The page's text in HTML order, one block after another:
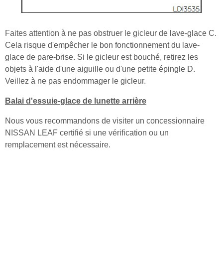
Faites attention à ne pas obstruer le gicleur de lave-glace C.
Cela risque d'empêcher le bon fonctionnement du lave-
glace de pare-brise. Si le gicleur est bouché, retirez les
objets à l'aide d'une aiguille ou d'une petite épingle D.
Veillez à ne pas endommager le gicleur.
Balai d'essuie-glace de lunette arrière
Nous vous recommandons de visiter un concessionnaire
NISSAN LEAF certifié si une vérification ou un
remplacement est nécessaire.